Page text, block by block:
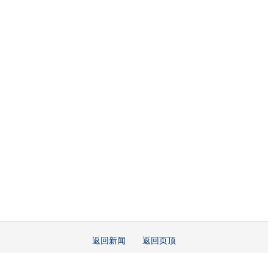
返回新闻 返回页顶